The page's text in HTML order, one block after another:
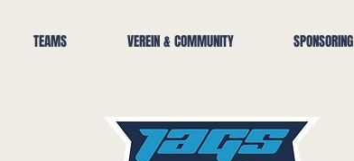
TEAMS VEREIN & COMMUNITY SPONSORING